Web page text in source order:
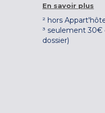
En savoir plus
² hors
³ seulement 30€
dossier)